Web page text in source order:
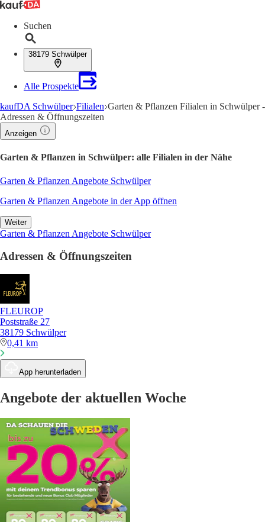
Suchen
38179 Schwülper
Alle Prospekte
kaufDA Schwülper Filialen Garten & Pflanzen Filialen in Schwülper -
Adressen & Öffnungszeiten
Anzeigen
Garten & Pflanzen in Schwülper: alle Filialen in der Nähe
Garten & Pflanzen Angebote Schwülper
Garten & Pflanzen Angebote in der App öffnen
Weiter
Garten & Pflanzen Angebote Schwülper
Adressen & Öffnungszeiten
FLEUROP
Poststraße 27
38179 Schwülper
0,41 km
App herunterladen
Angebote der aktuellen Woche